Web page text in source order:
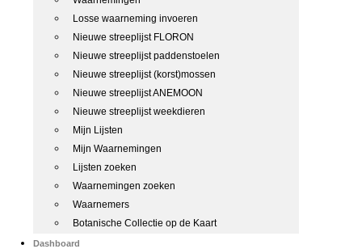
Losse waarneming invoeren
Nieuwe streeplijst FLORON
Nieuwe streeplijst paddenstoelen
Nieuwe streeplijst (korst)mossen
Nieuwe streeplijst ANEMOON
Nieuwe streeplijst weekdieren
Mijn Lijsten
Mijn Waarnemingen
Lijsten zoeken
Waarnemingen zoeken
Waarnemers
Botanische Collectie op de Kaart
Dashboard